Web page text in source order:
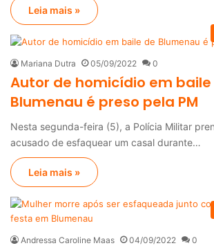
Leia mais »
Mariana Dutra 05/09/2022 0
Autor de homicídio em baile
Blumenau é preso pela PM
Nesta segunda-feira (5), a Polícia Militar
acusado de esfaquear um casal durante…
Leia mais »
Andressa Caroline Maas 04/09/2022 0